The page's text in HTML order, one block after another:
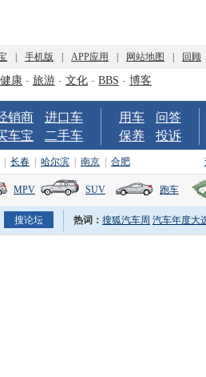
手机版 APP应用 网站地图 回顾
健康 - 旅游 - 文化 - BBS - 博客
销商
进口车
车宝 二手车
用车
问答
保养
投诉
长春 哈尔滨 南京 合肥
MPV SUV 跑车
热词： 搜狐汽车周 汽车年度大